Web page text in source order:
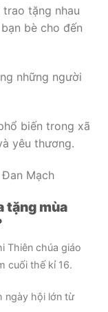
tặng nhau
bè cho đến
những người
biến trong xã
yêu thương.
tặng mùa
Thiên chúa giáo
cuối thế kỉ 16.
ngày hội lớn từ